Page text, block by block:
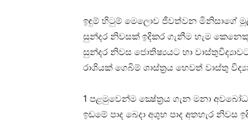
ඉඳුම් හිටුම් මෙලොව ජීවත්වන මිනිසාගේ
සුන්දර නිවසක්‌ ඉදිකර ගැනීම හැම
සුන්දර නිවස ජොතිෂ්‍යයට හා
රාශියක්‌ ගෙබිම් ශාස්‌ත්‍රය හෙවත් වාස්‌තු
1 පළමුවෙන්ම ක්‍ෂේත්‍රය ගැන මනා
ඉඩමේ පාද බෙදා අශුභ පාද අතහැර